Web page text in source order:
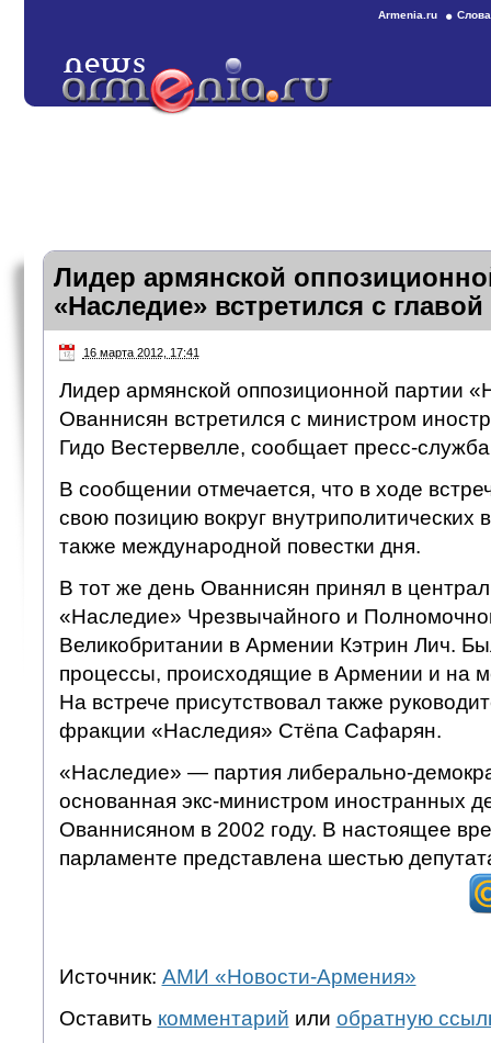
Armenia.ru
Лидер армянской
«Наследие» встретился с
16 марта 2012, 17:41
Лидер армянской оппозиционной партии
Ованнисян встретился с министром
Гидо Вестервелле, сообщает пресс-
В сообщении отмечается, что в ходе
свою позицию вокруг внутриполитических
также международной повестки дня.
В тот же день Ованнисян принял в
«Наследие» Чрезвычайного и
Великобритании в Армении Кэтрин Лич.
процессы, происходящие в Армении и на
На встрече присутствовал также
фракции «Наследия» Стёпа Сафарян.
«Наследие» — партия либерально-
основанная экс-министром иностранных
Ованнисяном в 2002 году. В настоящее
парламенте представлена шестью
Источник: АМИ «Новости-Армения»
Оставить комментарий или обратную